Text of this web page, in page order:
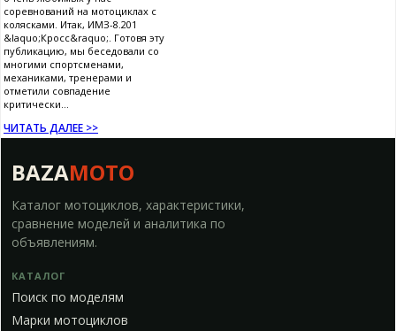
соревнований на мотоциклах с
колясками. Итак, ИМЗ-8.201
&laquo;Кросс&raquo;. Готовя эту
публикацию, мы беседовали со
многими спортсменами,
механиками, тренерами и
отметили совпадение
критически...
ЧИТАТЬ ДАЛЕЕ >>
BAZAMOTO
Каталог мотоциклов, характеристики,
сравнение моделей и аналитика по
объявлениям.
КАТАЛОГ
Поиск по моделям
Марки мотоциклов